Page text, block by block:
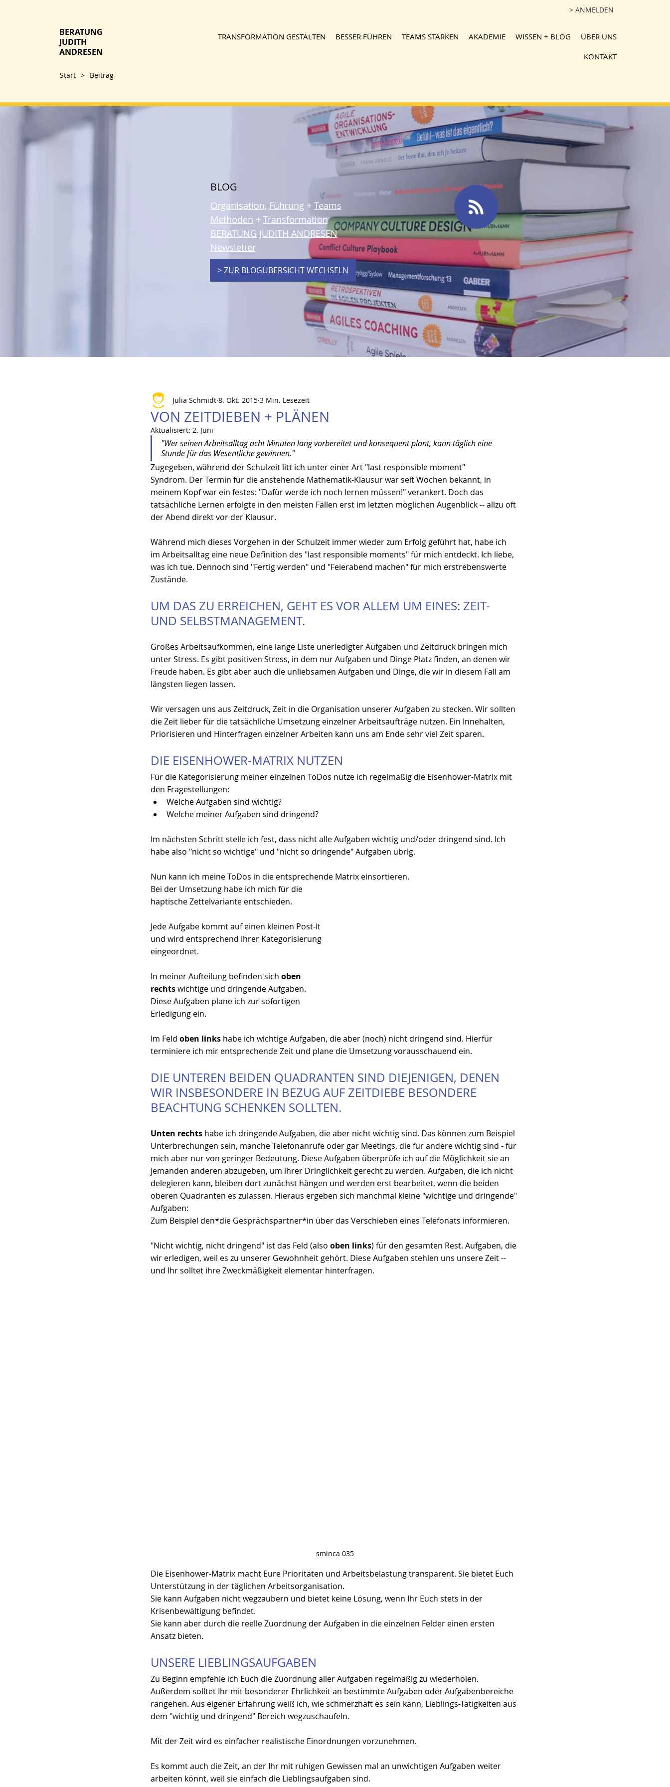
> ANMELDEN
BERATUNG
JUDITH
ANDRESEN
Start > Beitrag
TRANSFORMATION GESTALTEN BESSER FÜHREN TEAMS STÄRKEN AKADEMIE WISSEN + BLOG
ÜBER UNS
KONTAKT
BLOG
Organisation, Führung+ Teams
Methoden + Transformation
BERATUNG JUDITH ANDRESEN
Newsletter
> ZUR BLOGÜBERSICHT WECHSELN
VON ZEITDIEBEN + PLÄNEN
Julia Schmidt 8. Okt. 2015 3 Min. Lesezeit
Aktualisiert: 2. Juni
"Wer seinen Arbeitsalltag acht Minuten lang vorbereitet und konsequent plant, kann täglich eine
Stunde für das Wesentliche gewinnen."
Zugegeben, während der Schulzeit litt ich unter einer Art "last responsible moment"
Syndrom. Der Termin für die anstehende Mathematik-Klausur war seit Wochen bekannt, in
meinem Kopf war ein festes: "Dafür werde ich noch lernen müssen!" verankert. Doch das
tatsächliche Lernen erfolgte in den meisten Fällen erst im letzten möglichen Augenblick -- allzu oft
der Abend direkt vor der Klausur.
Während mich dieses Vorgehen in der Schulzeit immer wieder zum Erfolg geführt hat, habe ich
im Arbeitsalltag eine neue Definition des "last responsible moments" für mich entdeckt. Ich liebe,
was ich tue. Dennoch sind "Fertig werden" und "Feierabend machen" für mich erstrebenswerte
Zustände.
UM DAS ZU ERREICHEN, GEHT ES VOR ALLEM UM EINES: ZEIT-
UND SELBSTMANAGEMENT.
Großes Arbeitsaufkommen, eine lange Liste unerledigter Aufgaben und Zeitdruck bringen mich
unter Stress. Es gibt positiven Stress, in dem nur Aufgaben und Dinge Platz finden, an denen wir
Freude haben. Es gibt aber auch die unliebsamen Aufgaben und Dinge, die wir in diesem Fall am
längsten liegen lassen.
Wir versagen uns aus Zeitdruck, Zeit in die Organisation unserer Aufgaben zu stecken. Wir sollten
die Zeit lieber für die tatsächliche Umsetzung einzelner Arbeitsaufträge nutzen. Ein Innehalten,
Priorisieren und Hinterfragen einzelner Arbeiten kann uns am Ende sehr viel Zeit sparen.
DIE EISENHOWER-MATRIX NUTZEN
Für die Kategorisierung meiner einzelnen ToDos nutze ich regelmäßig die Eisenhower-Matrix mit
den Fragestellungen:
Welche Aufgaben sind wichtig?
Welche meiner Aufgaben sind dringend?
Im nächsten Schritt stelle ich fest, dass nicht alle Aufgaben wichtig und/oder dringend sind. Ich
habe also "nicht so wichtige" und "nicht so dringende" Aufgaben übrig.
Nun kann ich meine ToDos in die entsprechende Matrix einsortieren.
Bei der Umsetzung habe ich mich für die
haptische Zettelvariante entschieden.
Jede Aufgabe kommt auf einen kleinen Post-It
und wird entsprechend ihrer Kategorisierung
eingeordnet.
In meiner Aufteilung befinden sich oben
rechts wichtige und dringende Aufgaben.
Diese Aufgaben plane ich zur sofortigen
Erledigung ein.
Im Feld oben links habe ich wichtige Aufgaben, die aber (noch) nicht dringend sind. Hierfür
terminiere ich mir entsprechende Zeit und plane die Umsetzung vorausschauend ein.
DIE UNTEREN BEIDEN QUADRANTEN SIND DIEJENIGEN, DENEN
WIR INSBESONDERE IN BEZUG AUF ZEITDIEBE BESONDERE
BEACHTUNG SCHENKEN SOLLTEN.
Unten rechts habe ich dringende Aufgaben, die aber nicht wichtig sind. Das können zum Beispiel
Unterbrechungen sein, manche Telefonanrufe oder gar Meetings, die für andere wichtig sind - für
mich aber nur von geringer Bedeutung. Diese Aufgaben überprüfe ich auf die Möglichkeit sie an
jemanden anderen abzugeben, um ihrer Dringlichkeit gerecht zu werden. Aufgaben, die ich nicht
delegieren kann, bleiben dort zunächst hängen und werden erst bearbeitet, wenn die beiden
oberen Quadranten es zulassen. Hieraus ergeben sich manchmal kleine "wichtige und dringende"
Aufgaben:
Zum Beispiel den*die Gesprächspartner*in über das Verschieben eines Telefonats informieren.
"Nicht wichtig, nicht dringend" ist das Feld (also oben links) für den gesamten Rest. Aufgaben, die
wir erledigen, weil es zu unserer Gewohnheit gehört. Diese Aufgaben stehlen uns unsere Zeit --
und Ihr solltet ihre Zweckmäßigkeit elementar hinterfragen.
sminca 035
Die Eisenhower-Matrix macht Eure Prioritäten und Arbeitsbelastung transparent. Sie bietet Euch
Unterstützung in der täglichen Arbeitsorganisation.
Sie kann Aufgaben nicht wegzaubern und bietet keine Lösung, wenn Ihr Euch stets in der
Krisenbewältigung befindet.
Sie kann aber durch die reelle Zuordnung der Aufgaben in die einzelnen Felder einen ersten
Ansatz bieten.
UNSERE LIEBLINGSAUFGABEN
Zu Beginn empfehle ich Euch die Zuordnung aller Aufgaben regelmäßig zu wiederholen.
Außerdem solltet Ihr mit besonderer Ehrlichkeit an bestimmte Aufgaben oder Aufgabenbereiche
rangehen. Aus eigener Erfahrung weiß ich, wie schmerzhaft es sein kann, Lieblings-Tätigkeiten aus
dem "wichtig und dringend" Bereich wegzuschaufeln.
Mit der Zeit wird es einfacher realistische Einordnungen vorzunehmen.
Es kommt auch die Zeit, an der Ihr mit ruhigen Gewissen mal an unwichtigen Aufgaben weiter
arbeiten könnt, weil sie einfach die Lieblingsaufgaben sind.